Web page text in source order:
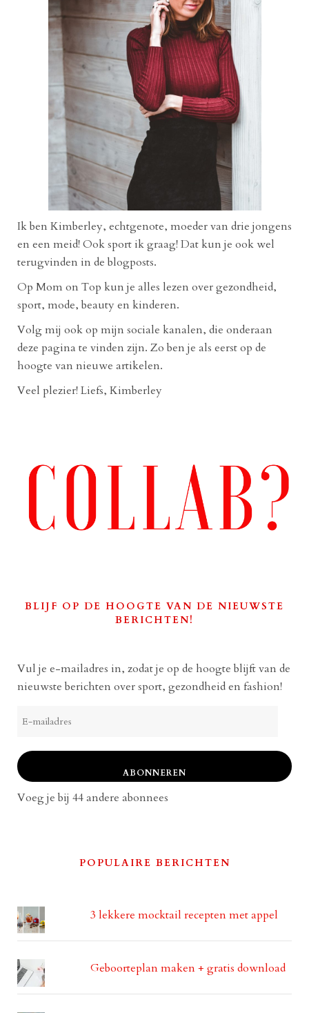
Ik ben Kimberley, echtgenote, moeder van drie jongens
en een meid! Ook sport ik graag! Dat kun je ook wel
terugvinden in de blogposts.
Op Mom on Top kun je alles lezen over gezondheid,
sport, mode, beauty en kinderen.
Volg mij ook op mijn sociale kanalen, die onderaan
deze pagina te vinden zijn. Zo ben je als eerst op de
hoogte van nieuwe artikelen.
Veel plezier! Liefs, Kimberley
BLIJF OP DE HOOGTE VAN DE NIEUWSTE
BERICHTEN!
Vul je e-mailadres in, zodat je op de hoogte blijft van de
nieuwste berichten over sport, gezondheid en fashion!
mailadres
ABONNEREN
Voeg je bij 44 andere abonnees
POPULAIRE BERICHTEN
3 lekkere mocktail recepten met appel
Geboorteplan maken + gratis download